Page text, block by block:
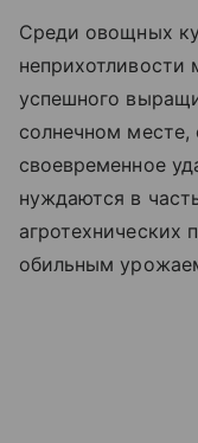
Среди овощных
неприхотливости
успешного
солнечном месте,
своевременное
нуждаются в
агротехнических
обильным